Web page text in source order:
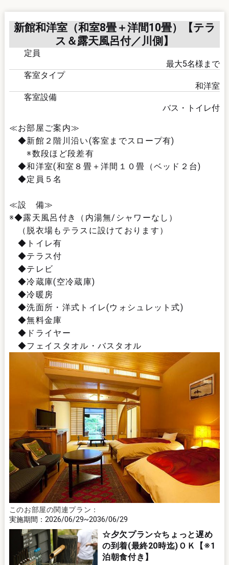
新館和洋室（和室8畳＋洋間10畳）【テラ
ス＆露天風呂付／川側】
定員
最大5名様まで
客室タイプ
和洋室
客室設備
バス・トイレ付
≪お部屋ご案内≫
◆新館２階川沿い(客室までスロープ有)
※数段ほど段差有
◆和洋室(和室８畳＋洋間１０畳（ベッド２台)
◆定員５名
≪設 備≫
※◆露天風呂付き（内湯無/シャワーなし）
（脱衣場もテラスに設けております）
◆トイレ有
◆テラス付
◆テレビ
◆冷蔵庫(空冷蔵庫)
◆冷暖房
◆洗面所・洋式トイレ(ウォシュレット式)
◆無料金庫
◆ドライヤー
◆フェイスタオル・バスタオル
このお部屋の関連プラン：
2026/06/29
2036/06/29
☆夕欠プラン☆ちょっと遅め
の到着(最終20時迄)ＯＫ【※1
泊朝食付き】